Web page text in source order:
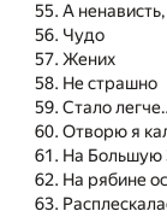
А
Чудо
Жених
Не страшно
Стало
Отворю я
На Большую
На рябине